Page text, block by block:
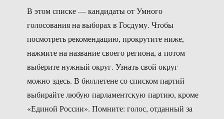
В этом списке — кандидаты от Умного
голосования на выборах в Госдуму. Чтобы
посмотреть рекомендацию, прокрутите ниже,
нажмите на название своего региона, а потом
выберите нужный округ. Узнать свой округ
можно здесь. В бюллетене со списком партий
выбирайте любую парламентскую партию, кроме
«Единой России». Помните: голос, отданный за